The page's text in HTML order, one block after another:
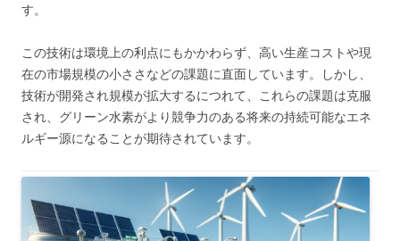
す。
この技術は環境上の利点にもかかわらず、高い生産コストや現
在の市場規模の小ささなどの課題に直面しています。しかし、
技術が開発され規模が拡大するにつれて、これらの課題は克服
され、グリーン水素がより競争力のある将来の持続可能なエネ
ルギー源になることが期待されています。